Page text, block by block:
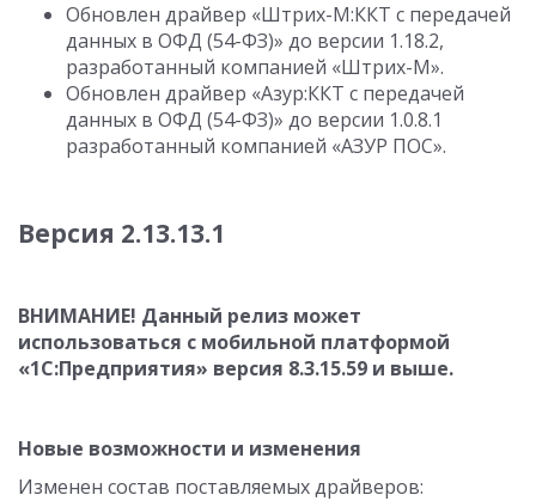
Обновлен драйвер «Штрих-М:ККТ с передачей
данных в ОФД (54-ФЗ)» до версии 1.18.2,
разработанный компанией «Штрих-М».
Обновлен драйвер «Азур:ККТ с передачей
данных в ОФД (54-ФЗ)» до версии 1.0.8.1
разработанный компанией «АЗУР ПОС».
Версия 2.13.13.1
ВНИМАНИЕ! Данный релиз может
использоваться с мобильной платформой
«1С:Предприятия» версия 8.3.15.59 и выше.
Новые возможности и изменения
Изменен состав поставляемых драйверов: